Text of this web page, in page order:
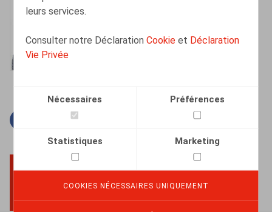
leurs services.
Consulter notre DéclarationCookie et Déclaration
Vie Privée
Nécessaires Préférences
Statistiques Marketing
COOKIES NÉCESSAIRES UNIQUEMENT
Facebook
TwitterLinkedin
BACK TO TOP